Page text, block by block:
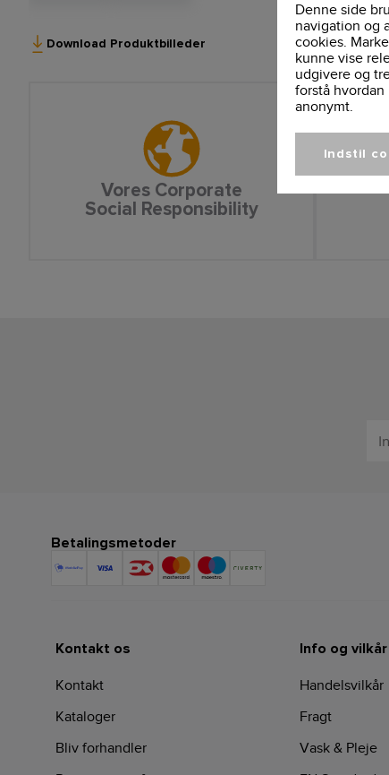
Denne side
navigation og
cookies.
kunne vise
udgivere og
forstå
anonymt.
Indstil
Download Produktbilleder
Vores Corporate
Social Responsibility
Betalingsmetoder
Kontakt os
Kontakt
Kataloger
Bliv forhandler
Info og vilkår
Handelsvilkår
Fragt
Vask & Pleje